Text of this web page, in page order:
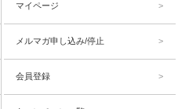
マイページ
メルマガ申し込み/停止
会員登録